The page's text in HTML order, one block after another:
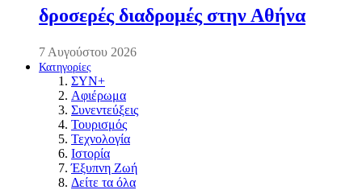
δροσερές διαδρομές στην Αθήνα
7 Αυγούστου 2026
Κατηγορίες
ΣΥΝ+
Αφιέρωμα
Συνεντεύξεις
Τουρισμός
Τεχνολογία
Ιστορία
Έξυπνη Ζωή
Δείτε τα όλα